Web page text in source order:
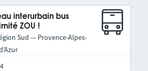
interurbain bus
ZOU !
Sud — Provence-Alpes-